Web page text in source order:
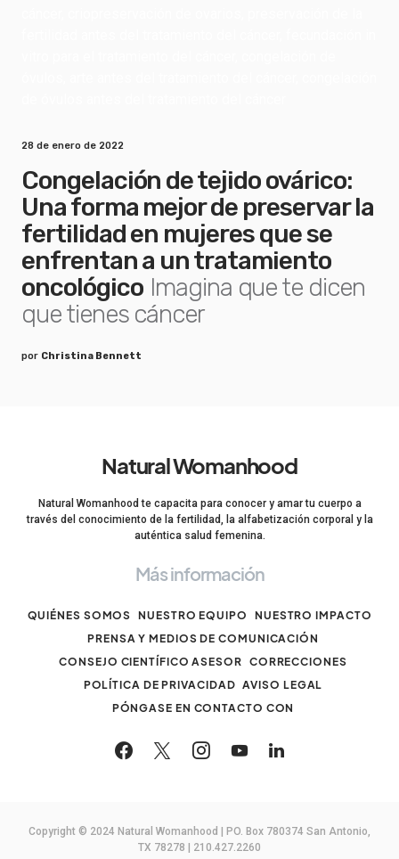
28 de enero de 2022
Congelación de tejido ovárico:
Una forma mejor de preservar la
fertilidad en mujeres que se
enfrentan a un tratamiento
oncológico Imagina que te dicen
que tienes cáncer
por Christina Bennett
Natural Womanhood
Natural Womanhood te capacita para conocer y amar tu cuerpo a
través del conocimiento de la fertilidad, la alfabetización corporal y la
auténtica salud femenina.
Más información
QUIÉNES SOMOS NUESTRO EQUIPO
NUESTRO IMPACTO
PRENSA Y MEDIOS DE COMUNICACIÓN
CONSEJO CIENTÍFICO ASESOR CORRECCIONES
POLÍTICA DE PRIVACIDAD AVISO LEGAL
PÓNGASE EN CONTACTO CON
Copyright © 2024 Natural Womanhood | PO. Box 780374 San Antonio,
TX 78278 | 210.427.2260